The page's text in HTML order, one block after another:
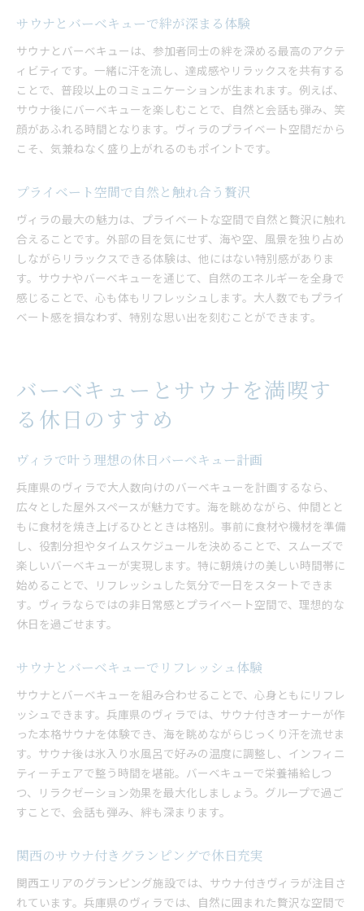
サウナとバーベキューで絆が深まる体験
サウナとバーベキューは、参加者同士の絆を深める最高のアクテ
ィビティです。一緒に汗を流し、達成感やリラックスを共有する
ことで、普段以上のコミュニケーションが生まれます。例えば、
サウナ後にバーベキューを楽しむことで、自然と会話も弾み、笑
顔があふれる時間となります。ヴィラのプライベート空間だから
こそ、気兼ねなく盛り上がれるのもポイントです。
プライベート空間で自然と触れ合う贅沢
ヴィラの最大の魅力は、プライベートな空間で自然と贅沢に触れ
合えることです。外部の目を気にせず、海や空、風景を独り占め
しながらリラックスできる体験は、他にはない特別感がありま
す。サウナやバーベキューを通じて、自然のエネルギーを全身で
感じることで、心も体もリフレッシュします。大人数でもプライ
ベート感を損なわず、特別な思い出を刻むことができます。
バーベキューとサウナを満喫す
る休日のすすめ
ヴィラで叶う理想の休日バーベキュー計画
兵庫県のヴィラで大人数向けのバーベキューを計画するなら、
広々とした屋外スペースが魅力です。海を眺めながら、仲間とと
もに食材を焼き上げるひとときは格別。事前に食材や機材を準備
し、役割分担やタイムスケジュールを決めることで、スムーズで
楽しいバーベキューが実現します。特に朝焼けの美しい時間帯に
始めることで、リフレッシュした気分で一日をスタートできま
す。ヴィラならではの非日常感とプライベート空間で、理想的な
休日を過ごせます。
サウナとバーベキューでリフレッシュ体験
サウナとバーベキューを組み合わせることで、心身ともにリフレ
ッシュできます。兵庫県のヴィラでは、サウナ付きオーナーが作
った本格サウナを体験でき、海を眺めながらじっくり汗を流せま
す。サウナ後は氷入り水風呂で好みの温度に調整し、インフィニ
ティーチェアで整う時間を堪能。バーベキューで栄養補給しつ
つ、リラクゼーション効果を最大化しましょう。グループで過ご
すことで、会話も弾み、絆も深まります。
関西のサウナ付きグランピングで休日充実
関西エリアのグランピング施設では、サウナ付きヴィラが注目さ
れています。兵庫県のヴィラでは、自然に囲まれた贅沢な空間で